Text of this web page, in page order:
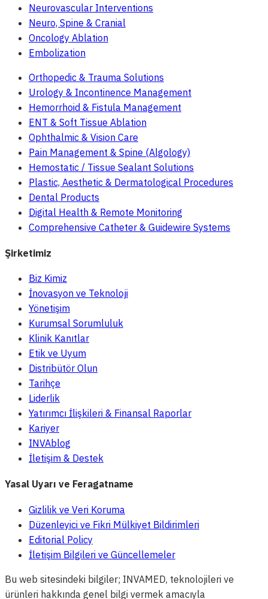
Neurovascular Interventions
Neuro, Spine & Cranial
Oncology Ablation
Embolization
Orthopedic & Trauma Solutions
Urology & Incontinence Management
Hemorrhoid & Fistula Management
ENT & Soft Tissue Ablation
Ophthalmic & Vision Care
Pain Management & Spine (Algology)
Hemostatic / Tissue Sealant Solutions
Plastic, Aesthetic & Dermatological Procedures
Dental Products
Digital Health & Remote Monitoring
Comprehensive Catheter & Guidewire Systems
Şirketimiz
Biz Kimiz
İnovasyon ve Teknoloji
Yönetişim
Kurumsal Sorumluluk
Klinik Kanıtlar
Etik ve Uyum
Distribütör Olun
Tarihçe
Liderlik
Yatırımcı İlişkileri & Finansal Raporlar
Kariyer
INVAblog
İletişim & Destek
Yasal Uyarı ve Feragatname
Gizlilik ve Veri Koruma
Düzenleyici ve Fikri Mülkiyet Bildirimleri
Editorial Policy
İletişim Bilgileri ve Güncellemeler
Bu web sitesindeki bilgiler; INVAMED, teknolojileri ve
ürünleri hakkında genel bilgi vermek amacıyla